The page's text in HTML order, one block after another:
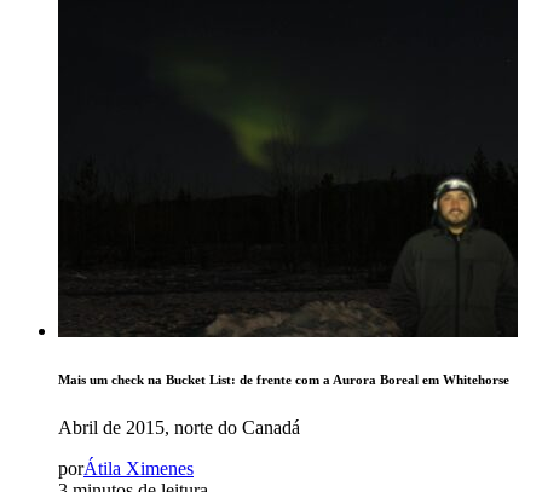
Mais um check na Bucket List: de frente com a Aurora Boreal em Whitehorse
Abril de 2015, norte do Canadá
porÁtila Ximenes